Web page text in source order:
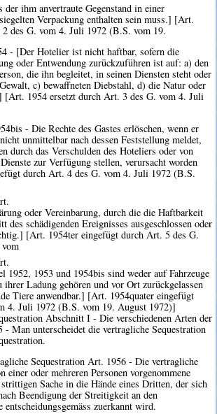
der ihm anvertraute Gegenstand in einer
Verpackung enthalten sein muss.] [Art.
des G. vom 4. Juli 1972 (B.S. vom 19.
- [Der Hotelier ist nicht haftbar, sofern die
oder Entwendung zurückzuführen ist auf: a) den
die ihn begleitet, in seinen Diensten steht oder
c) bewaffneten Diebstahl, d) die Natur oder
[Art. 1954 ersetzt durch Art. 3 des G. vom 4. Juli
- Die Rechte des Gastes erlöschen, wenn er
unmittelbar nach dessen Feststellung meldet,
durch das Verschulden des Hoteliers oder von
zur Verfügung stellen, verursacht worden
durch Art. 4 des G. vom 4. Juli 1972 (B.S.
oder Vereinbarung, durch die die Haftbarkeit
des schädigenden Ereignisses ausgeschlossen oder
[Art. 1954ter eingefügt durch Art. 5 des G.
1952, 1953 und 1954bis sind weder auf Fahrzeuge
ihrer Ladung gehören und vor Ort zurückgelassen
Tiere anwendbar.] [Art. 1954quater eingefügt
4. Juli 1972 (B.S. vom 19. August 1972)]
Abschnitt I - Die verschiedenen Arten der
- Man unterscheidet die vertragliche Sequestration
Sequestration Art. 1956 - Die vertragliche
einer oder mehreren Personen vorgenommene
Sache in die Hände eines Dritten, der sich
Beendigung der Streitigkeit an den
entscheidungsgemäss zuerkannt wird.